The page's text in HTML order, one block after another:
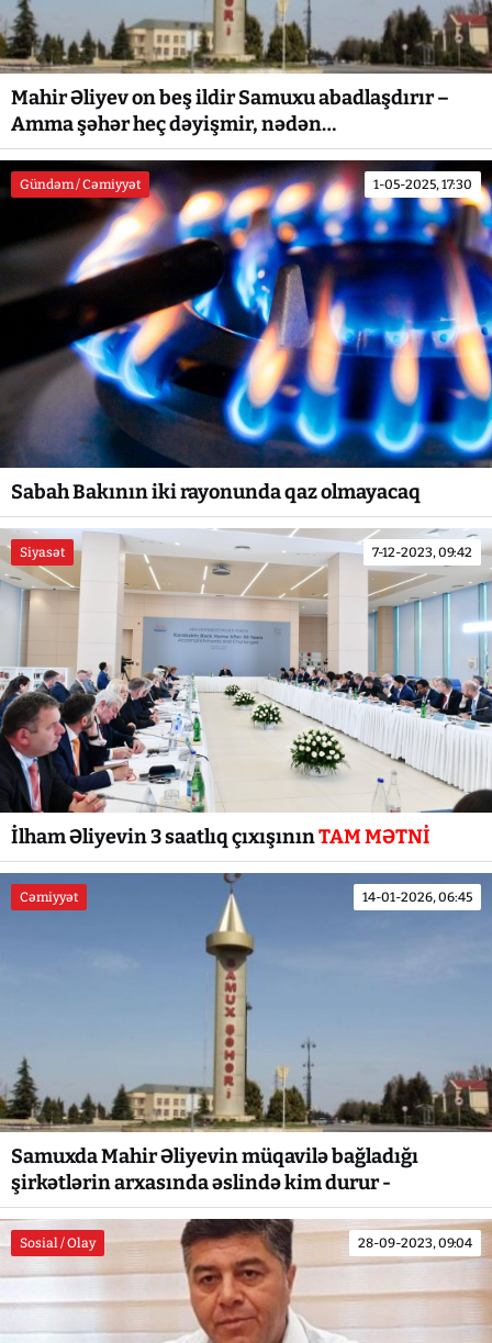
Mahir Əliyev on beş ildir Samuxu abadlaşdırır –
Amma şəhər heç dəyişmir, nədən…
Gündəm / Cəmiyyət 1-05-2025, 17:30
Sabah Bakının iki rayonunda qaz olmayacaq
Siyasət 7-12-2023, 09:42
İlham Əliyevin 3 saatlıq çıxışınınTAM MƏTNİ
Cəmiyyət 14-01-2026, 06:45
Samuxda Mahir Əliyevin müqavilə bağladığı
şirkətlərin arxasında əslində kim durur -
Sosial / Olay 28-09-2023, 09:04